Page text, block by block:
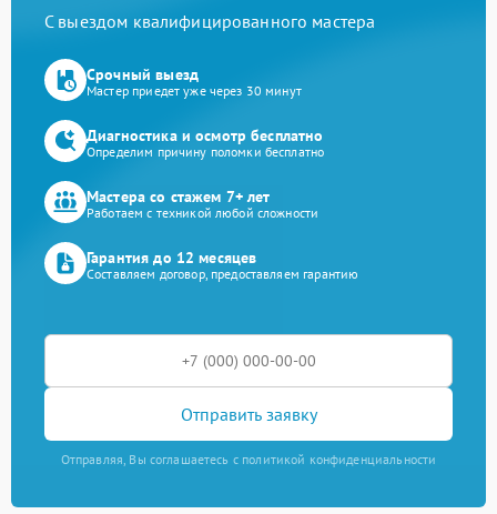
С выездом квалифицированного мастера
Срочный выезд
Мастер приедет уже через 30 минут
Диагностика и осмотр бесплатно
Определим причину поломки бесплатно
Мастера со стажем 7+ лет
Работаем с техникой любой сложности
Гарантия до 12 месяцев
Составляем договор, предоставляем гарантию
Отправить заявку
Отправляя, Вы соглашаетесь с политикой конфиденциальности